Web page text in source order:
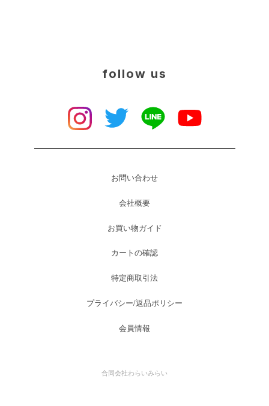
follow us
お問い合わせ
会社概要
お買い物ガイド
カートの確認
特定商取引法
プライバシー/返品ポリシー
会員情報
合同会社わらいみらい